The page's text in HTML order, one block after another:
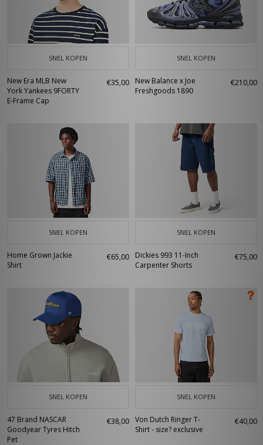
SNEL KOPEN
New Era MLB New
York Yankees 9FORTY
E-Frame Cap
€35,00
SNEL KOPEN
New Balance x Joe
Freshgoods 1890
€210,00
SNEL KOPEN
Home Grown Jackie
Shirt
€65,00
SNEL KOPEN
Dickies 993 11-Inch
Carpenter Shorts
€75,00
SNEL KOPEN
47 Brand NASCAR
Goodyear Tyres Hitch
Pet
€38,00
SNEL KOPEN
Von Dutch Ringer T-
Shirt - size? exclusive
€40,00